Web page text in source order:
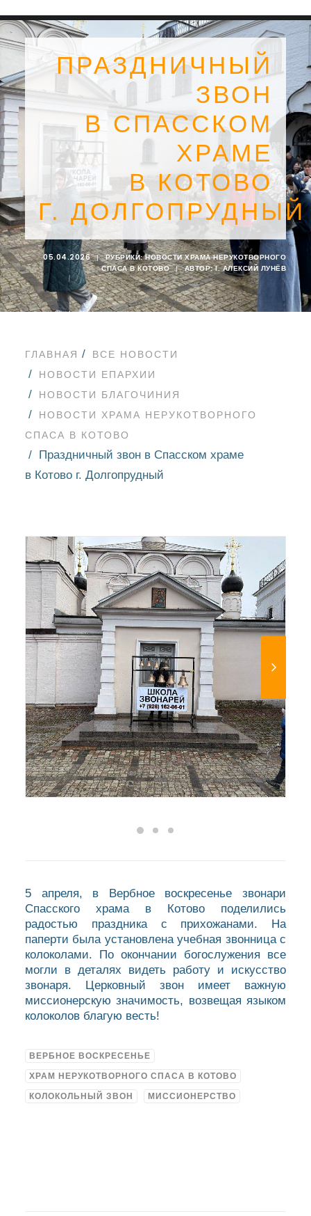
SEARCH
ПРАЗДНИЧНЫЙ
ЗВОН
В СПАССКОМ
ХРАМЕ
В КОТОВО
Г. ДОЛГОПРУДНЫЙ
05.04.2026 | РУБРИКИ:НОВОСТИ ХРАМА НЕРУКОТВОРНОГО
СПАСА В КОТОВО
| АВТОР:I. АЛЕКСИЙ ЛУНЁВ
ГЛАВНАЯ
ВСЕ НОВОСТИ
НОВОСТИ ЕПАРХИИ
НОВОСТИ БЛАГОЧИНИЯ
НОВОСТИ ХРАМА НЕРУКОТВОРНОГО
СПАСА В КОТОВО
Праздничный звон в Спасском храме
в Котово г. Долгопрудный
5 апреля, в Вербное воскресенье звонари
Спасского храма в Котово поделились
радостью праздника с прихожанами. На
паперти была установлена учебная звонница с
колоколами. По окончании богослужения все
могли в деталях видеть работу и искусство
звонаря. Церковный звон имеет важную
миссионерскую значимость, возвещая языком
колоколов благую весть!
ВЕРБНОЕ ВОСКРЕСЕНЬЕ
ХРАМ НЕРУКОТВОРНОГО СПАСА В КОТОВО
КОЛОКОЛЬНЫЙ ЗВОН МИССИОНЕРСТВО